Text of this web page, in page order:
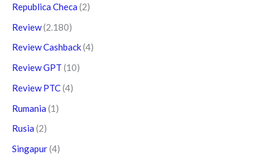
Republica Checa (2)
Review(2.180)
Review Cashback(4)
Review GPT (10)
Review PTC(4)
Rumania (1)
Rusia (2)
Singapur(4)